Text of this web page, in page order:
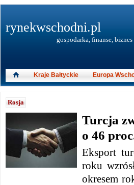
Rosja
Turcja
o 46
Eksport
roku
okresem
rynekwschodni.pl
gospodarka, finanse, biznes
Kraje Bałtyckie Europa